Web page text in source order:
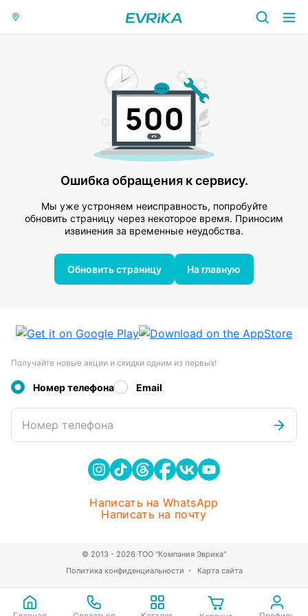
Ошибка обращения к сервису.
Мы уже устроняем неисправность, попробуйте
обновить страницу через некоторое время. Приносим
извинения за временные неудобства.
Обновить страницу На главную
Получайте новые акции и скидки одним из первых!
Номер телефона Email
Номер телефона
Написать на WhatsApp
Написать на почту
Политика конфиденциальности Карта сайта
© 2013 - 2026 ТОО "Компания Эврика"